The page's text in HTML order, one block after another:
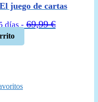
juego de cartas
días - 69,99€